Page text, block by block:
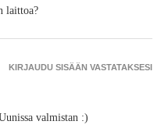
laittoa?
valmistan :)
KIRJAUDU SISÄÄN VASTATAKSESI